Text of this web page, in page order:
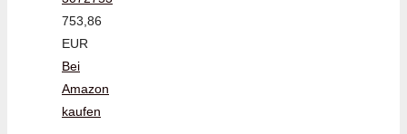
753,86
EUR
Bei
Amazon
kaufen